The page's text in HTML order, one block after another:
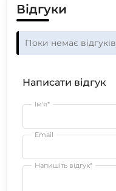
Відгуки
Поки немає відгуків
Написати відгук
Ім'я*
Email
Напишіть відгук*